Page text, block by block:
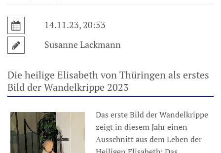
14.11.23, 20:53
Susanne Lackmann
Die heilige Elisabeth von Thüringen als erstes
Bild der Wandelkrippe 2023
Das erste Bild der Wandelkrippe
zeigt in diesem Jahr einen
Ausschnitt aus dem Leben der